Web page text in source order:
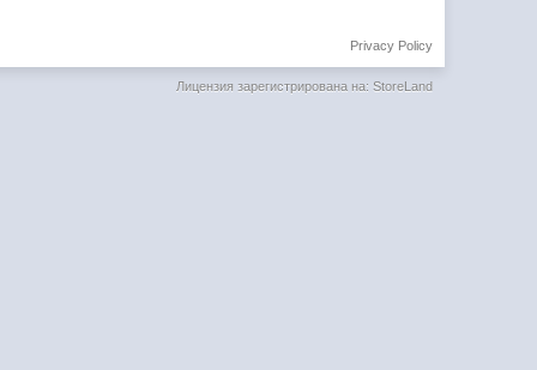
Privacy Policy
Лицензия зарегистрирована на: StoreLand